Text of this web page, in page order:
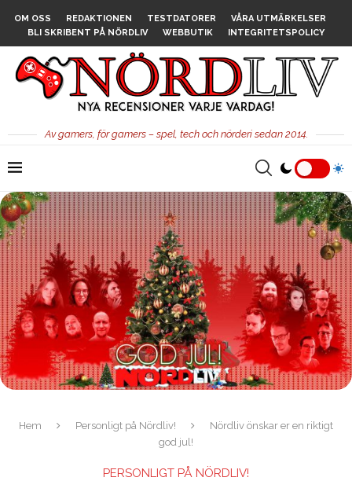
OM OSS REDAKTIONEN TESTDATORER
VÅRA UTMÄRKELSER
BLI SKRIBENT PÅ NÖRDLIV
WEBBUTIK INTEGRITETSPOLICY
Av gamers, för gamers – spel, tech och nörderi sedan 2014.
Hem Personligt på Nördliv!
Nördliv önskar er en riktigt
god jul!
PERSONLIGT PÅ NÖRDLIV!